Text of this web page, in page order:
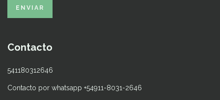
Contacto
541180312646
Contacto por whatsapp +54911-8031-2646